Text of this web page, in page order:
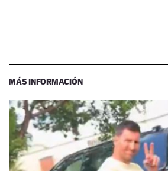
MÁS INFORMACIÓN